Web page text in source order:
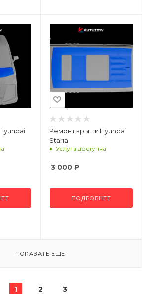
Ремонт крыши Hyundai
Staria
Услуга доступна
3 000₽
ПОДРОБНЕЕ
ПОКАЗАТЬ ЕЩЕ
1 2 3